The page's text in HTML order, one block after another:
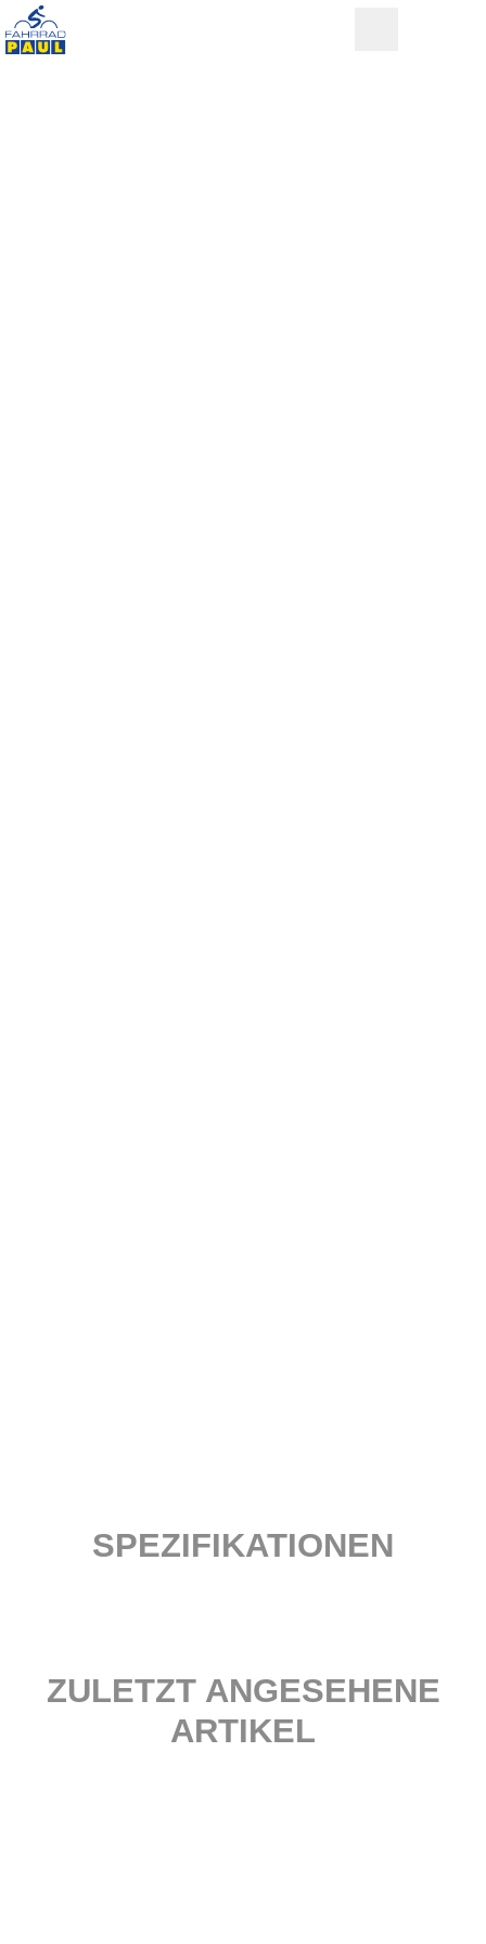
SPEZIFIKATIONEN
ZULETZT ANGESEHENE
ARTIKEL